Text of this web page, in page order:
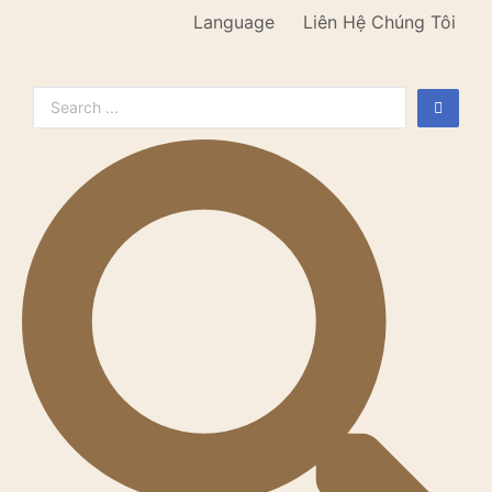
Language Liên Hệ Chúng Tôi